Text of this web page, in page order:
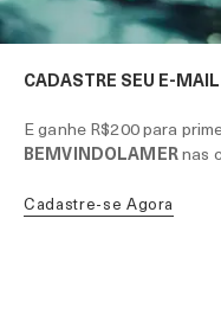
CADASTRE SEU E-MAIL
E ganhe R$200 para
BEMVINDOLAMERnas
Cadastre-se Agora